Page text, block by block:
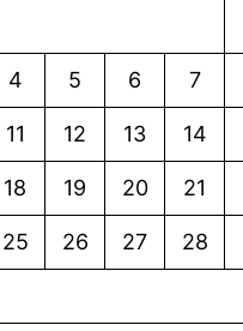
4 5 6 7
11 12 13 14
18 19 20 21
25 26 27 28